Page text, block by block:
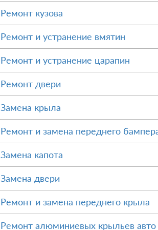
Ремонт кузова
Ремонт и устранение вмятин
Ремонт и устранение царапин
Ремонт двери
Замена крыла
Ремонт и замена переднего
Замена капота
Замена двери
Ремонт и замена переднего крыла
Ремонт алюминиевых крыльев авто